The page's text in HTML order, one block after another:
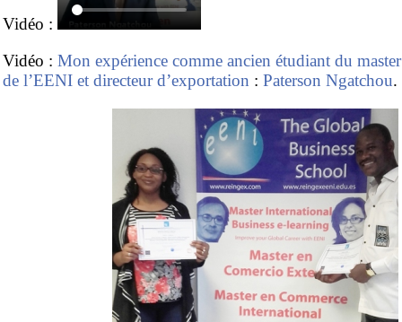
Vidéo :
Vidéo : Mon expérience comme ancien étudiant du
de l’EENI et directeur d’exportation : Paterson Ngatchou.